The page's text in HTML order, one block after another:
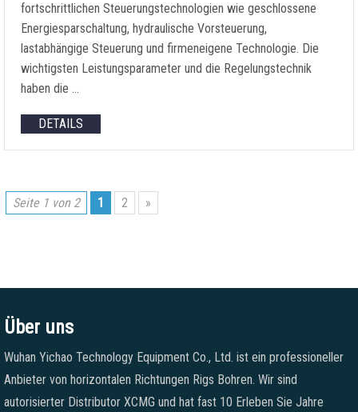
fortschrittlichen Steuerungstechnologien wie geschlossene
Energiesparschaltung, hydraulische Vorsteuerung,
lastabhängige Steuerung und firmeneigene Technologie. Die
wichtigsten Leistungsparameter und die Regelungstechnik
haben die …
DETAILS
Seite 1 von 2 1 2 »
Über uns
Wuhan Yichao Technology Equipment Co., Ltd. ist ein professioneller
Anbieter von horizontalen Richtungen Rigs Bohren. Wir sind
autorisierter Distributor XCMG und hat fast 10 Erleben Sie Jahre